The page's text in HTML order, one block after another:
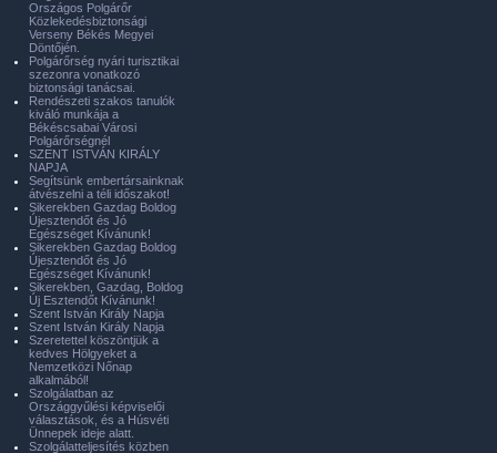
Országos Polgárőr
Közlekedésbiztonsági
Verseny Békés Megyei
Döntőjén.
Polgárőrség nyári turisztikai
szezonra vonatkozó
biztonsági tanácsai.
Rendészeti szakos tanulók
kiváló munkája a
Békéscsabai Városi
Polgárőrségnél
SZENT ISTVÁN KIRÁLY
NAPJA
Segítsünk embertársainknak
átvészelni a téli időszakot!
Sikerekben Gazdag Boldog
Újesztendőt és Jó
Egészséget Kívánunk!
Sikerekben Gazdag Boldog
Újesztendőt és Jó
Egészséget Kívánunk!
Sikerekben, Gazdag, Boldog
Új Esztendőt Kívánunk!
Szent István Király Napja
Szent István Király Napja
Szeretettel köszöntjük a
kedves Hölgyeket a
Nemzetközi Nőnap
alkalmából!
Szolgálatban az
Országgyűlési képviselői
választások, és a Húsvéti
Ünnepek ideje alatt.
Szolgálatteljesítés közben